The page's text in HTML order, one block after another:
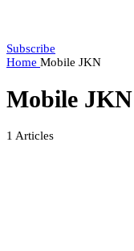
Subscribe
Home Mobile JKN
Mobile JKN
1 Articles